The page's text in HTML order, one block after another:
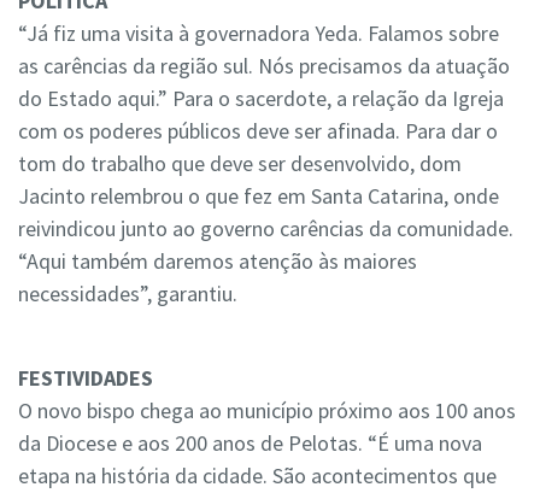
“Já fiz uma visita à governadora Yeda. Falamos sobre
as carências da região sul. Nós precisamos da atuação
do Estado aqui.” Para o sacerdote, a relação da Igreja
com os poderes públicos deve ser afinada. Para dar o
tom do trabalho que deve ser desenvolvido, dom
Jacinto relembrou o que fez em Santa Catarina, onde
reivindicou junto ao governo carências da comunidade.
“Aqui também daremos atenção às maiores
necessidades”, garantiu.
FESTIVIDADES
O novo bispo chega ao município próximo aos 100 anos
da Diocese e aos 200 anos de Pelotas. “É uma nova
etapa na história da cidade. São acontecimentos que